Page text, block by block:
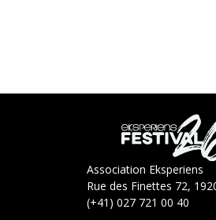
Association Eksperiens
Rue des Finettes 72,
(+41) 027 721 00 40